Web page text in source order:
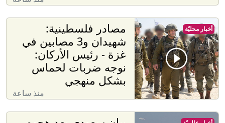
مصادر فلسطينية:
شهيدان و3 مصابين في
غزة - رئيس الأركان:
نوجه ضربات لحماس
بشكل منهجي
منذ ساعة
أخبار محليّة